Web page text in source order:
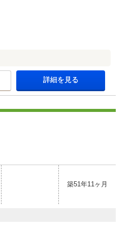
詳細を見る
築51年11ヶ月